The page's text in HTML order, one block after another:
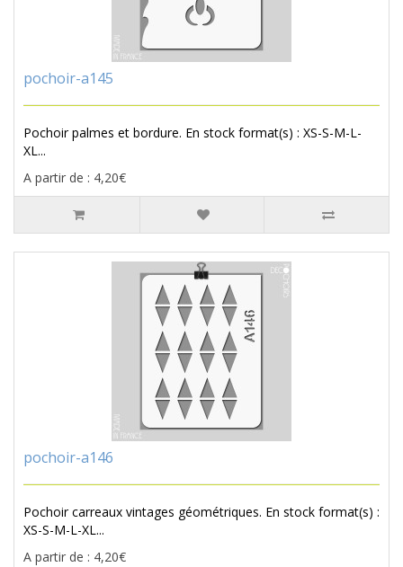
pochoir-a145
Pochoir palmes et bordure. En stock format(s) : XS-S-M-L-
XL...
A partir de : 4,20€
pochoir-a146
Pochoir carreaux vintages géométriques. En stock format(s) :
XS-S-M-L-XL...
A partir de : 4,20€